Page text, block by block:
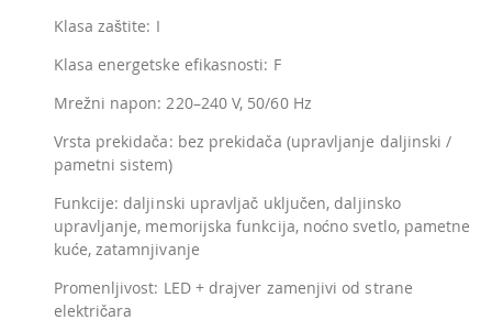
Klasa zaštite: I
Klasa energetske efikasnosti: F
Mrežni napon: 220–240 V, 50/60 Hz
Vrsta prekidača: bez prekidača (upravljanje daljinski /
pametni sistem)
Funkcije: daljinski upravljač uključen, daljinsko
upravljanje, memorijska funkcija, noćno svetlo, pametne
kuće, zatamnjivanje
Promenljivost: LED + drajver zamenjivi od strane
električara